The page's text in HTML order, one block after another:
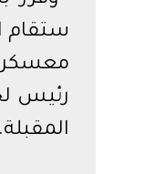
ستقام
معسكر
رئيس
المقبلة.